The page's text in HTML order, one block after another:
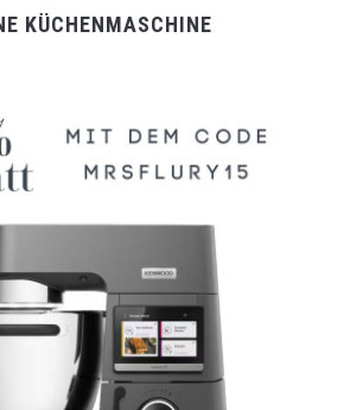
KÜCHENMASCHINE